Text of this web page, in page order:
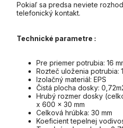
Pokiaľ sa predsa neviete
telefonický kontakt.
Technické parametre :
Pre priemer potrubia: 16
Rozteč uloženia potrubia:
Izolačný materiál: EPS
Čistá plocha dosky:
Hrubý rozmer dosky
x 600 x 30 mm
Celková hrúbka: 30 mm
Koeficient tepelnej